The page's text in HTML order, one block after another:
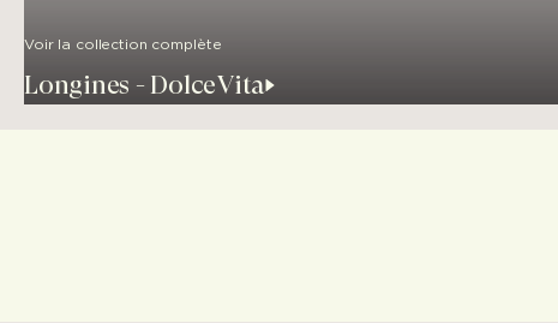
Voir la collection complète
Longines - DolceVita